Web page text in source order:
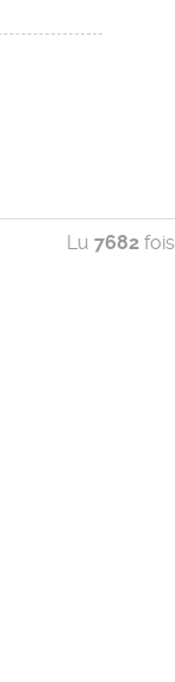
Lu 7682fois